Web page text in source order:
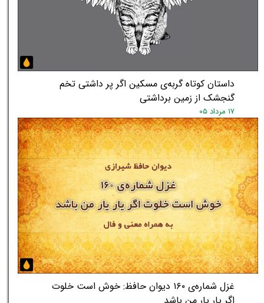
★★
داستان کوتاه گربه‌ی مسکین اگر پر داشتی تخم
گنجشک از زمین برداشتی
۱۷ مرداد ۰۵
غزل شماره‌ی ۱۶۰ دیوان حافظ: خوش است خلوت